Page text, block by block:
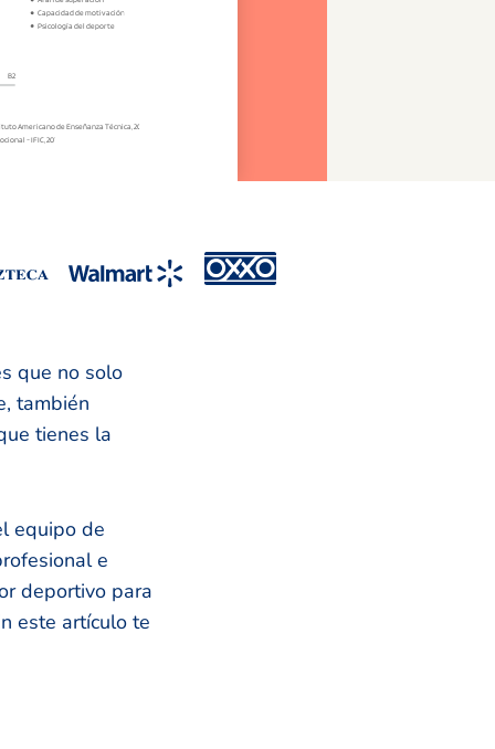
que no solo
también
tienes la
equipo de
e
deportivo para
este artículo te